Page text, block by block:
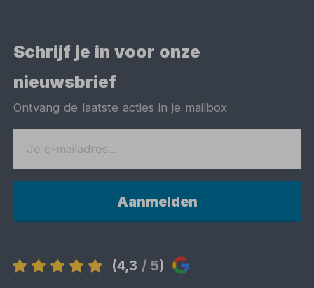
Schrijf je in voor onze
nieuwsbrief
Ontvang de laatste acties in je mailbox
Aanmelden
(4,3 / 5)